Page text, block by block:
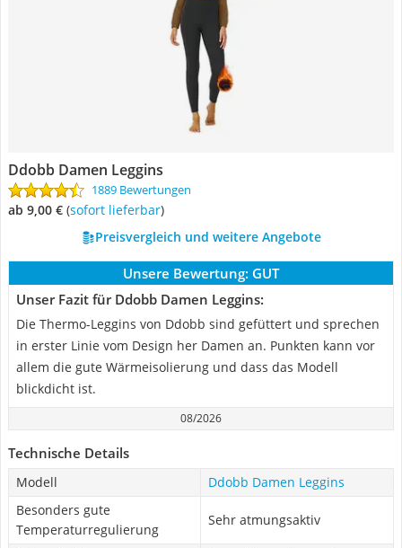
Ddobb Damen Leggins
1889 Bewertungen
ab 9,00 € ( Sofort lieferbar)
Preisvergleich und weitere Angebote
Unsere Bewertung: GUT
Unser Fazit für Ddobb Damen Leggins:
Die Thermo-Leggins von Ddobb sind gefüttert und sprechen
in erster Linie vom Design her Damen an. Punkten kann vor
allem die gute Wärmeisolierung und dass das Modell
blickdicht ist.
08/2026
Technische Details
Modell
Ddobb Damen Leggins
Besonders gute
Temperaturregulierung
Sehr atmungsaktiv